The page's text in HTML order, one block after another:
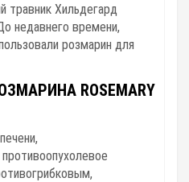
травник Хильдегард
недавнего времени,
розмарин для
ROSEMARY